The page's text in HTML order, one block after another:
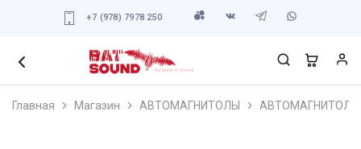
+7 (978) 7978 250
Главная Магазин АВТОМАГНИТОЛЫ АВТОМАГНИТОЛЫ